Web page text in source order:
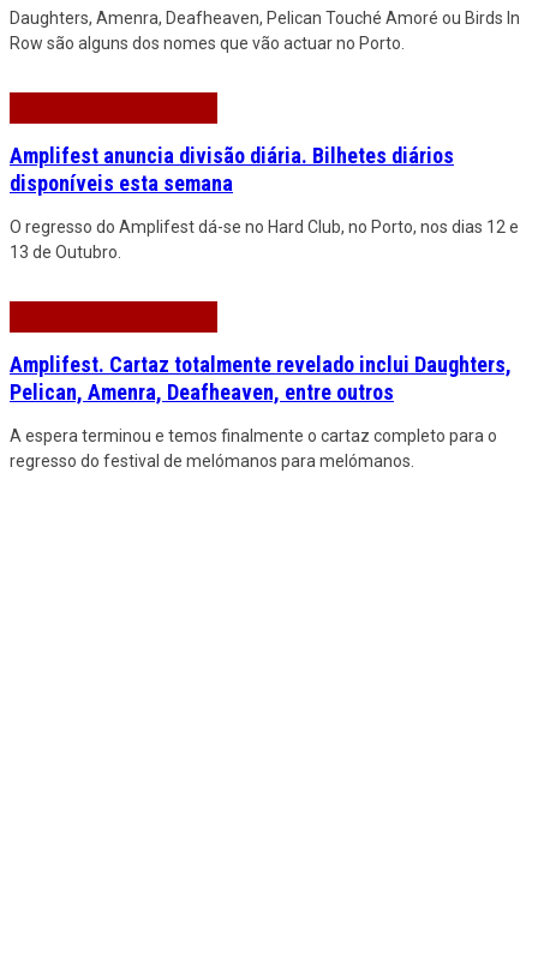
Daughters, Amenra, Deafheaven, Pelican Touché Amoré ou Birds In
Row são alguns dos nomes que vão actuar no Porto.
Amplifest anuncia divisão diária. Bilhetes diários
disponíveis esta semana
O regresso do Amplifest dá-se no Hard Club, no Porto, nos dias 12 e
13 de Outubro.
Amplifest. Cartaz totalmente revelado inclui Daughters,
Pelican, Amenra, Deafheaven, entre outros
A espera terminou e temos finalmente o cartaz completo para o
regresso do festival de melómanos para melómanos.